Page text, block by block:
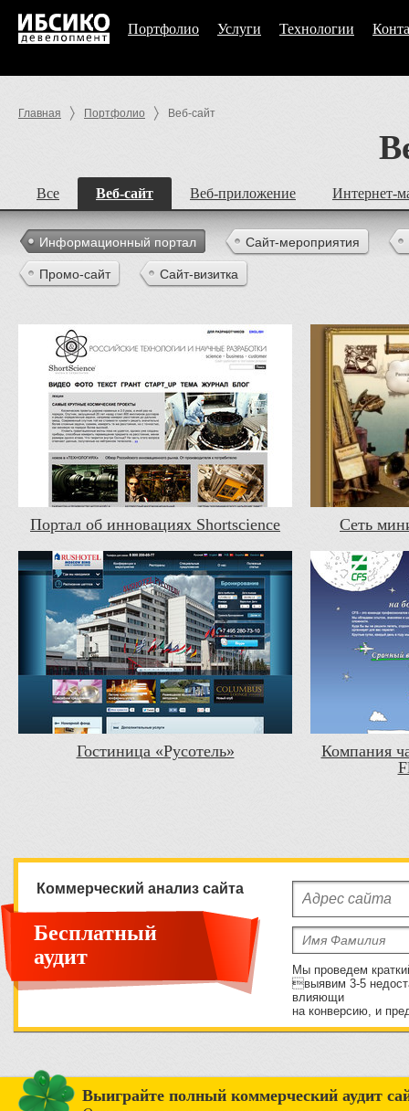
Портфолио Услуги Технологии
Главная Портфолио Веб-сайт
Все Веб-сайт Веб-приложение Интернет-
Информационный портал Сайт-мероприятия
Промо-сайт Сайт-визитка
Портал об инновациях Shortscience Сеть
Гостиница «Русотель»
Компания
Коммерческий анализ сайта
Бесплатный
аудит
Мы проведем
выявим 3-5
влияющи
на конверсию, и
Выиграйте полный коммерческий аудит